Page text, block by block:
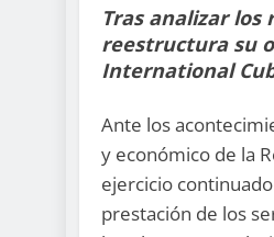
Tras analizar los
reestructura su
International
Ante los
y económico de la
ejercicio
prestación de los